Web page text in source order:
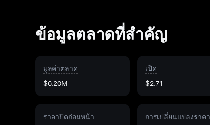
ข้อมูลตลาดที่สำคัญ
มูลค่าตลาด
$6.20M
เปิด
$2.71
ราคาปิดก่อนหน้า
การเปลี่ยนแปลงราคา